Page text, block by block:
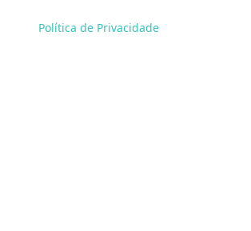
Política de Privacidade